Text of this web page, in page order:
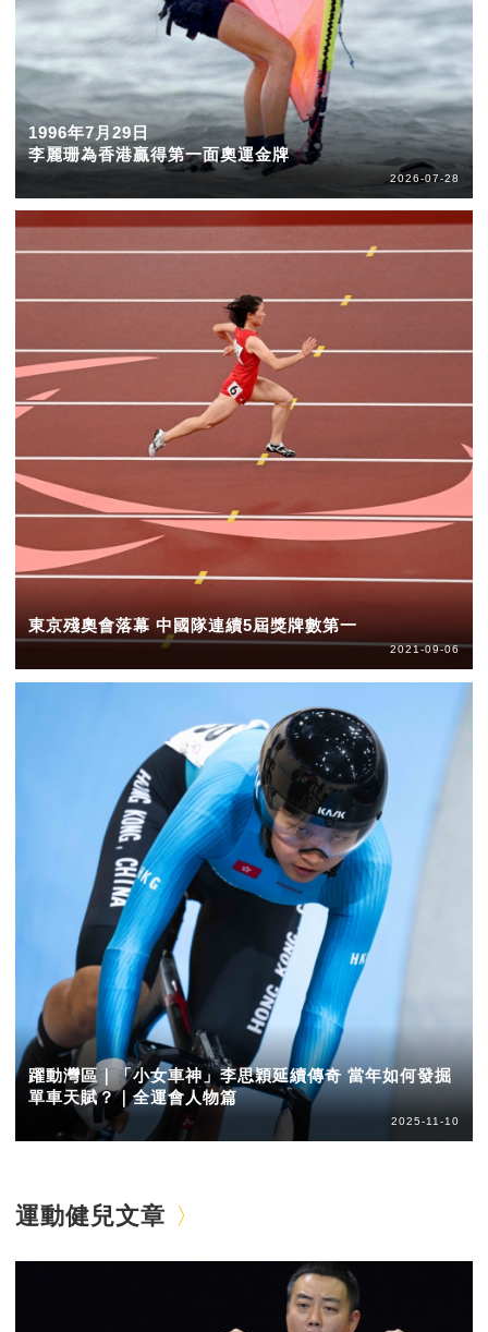
1996年7月29日
李麗珊為香港贏得第一面奧運金牌
2026-07-28
東京殘奧會落幕 中國隊連續5屆獎牌數第一
2021-09-06
躍動灣區｜「小女車神」李思穎延續傳奇 當年如何發掘
單車天賦？｜全運會人物篇
2025-11-10
運動健兒文章